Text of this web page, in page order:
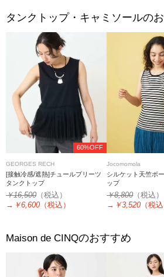
タンクトップ・キャミソールの
60%OFF
GEORGES RECH
[接触冷感/遮熱]チュールプリーツ
タンクトップ
￥16,500 （税込）
→ ￥6,600 （税込）
Jocomomola
シルケット天竺ボ
ップ
￥8,800（税込）
→ ￥3,520 （税込
Maison de CINQのおすすめ